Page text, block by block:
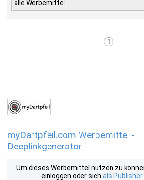
alle Werbemittel
1
myDartpfeil.com Werbemittel -
Deeplinkgenerator
Um dieses Werbemittel nutzen zu
einloggen oder sich als